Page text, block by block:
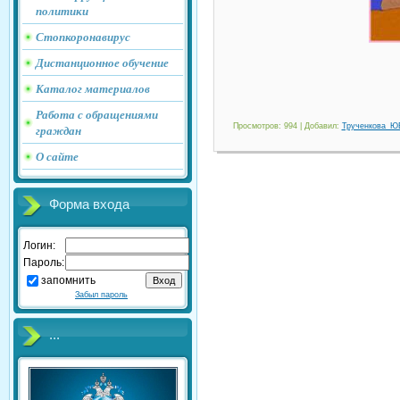
политики
Стопкоронавирус
Дистанционное обучение
Каталог материалов
Работа с обращениями
граждан
О сайте
Форма входа
Логин:
Пароль:
запомнить
Забыл пароль
...
Просмотров: 994 | Добавил: